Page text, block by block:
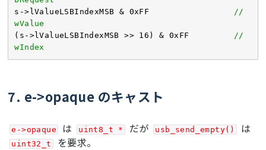
s->lValueLSBIndexMSB & 0xFF
//
wValue
(s->lValueLSBIndexMSB >> 16 ) & 0xFF
//
wIndex
7. e->opaque のキャスト
e->opaque は uint8_t * だが usb_send_empty() は
uint32_t を要求。